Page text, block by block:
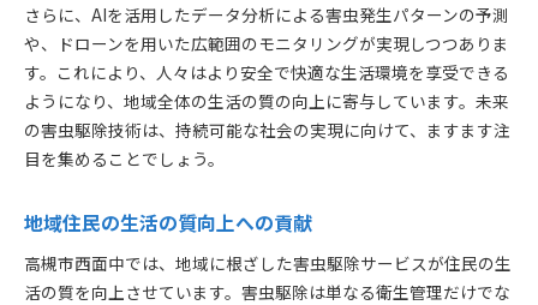
さらに、AIを活用したデータ分析による害虫発生パターンの予測
や、ドローンを用いた広範囲のモニタリングが実現しつつありま
す。これにより、人々はより安全で快適な生活環境を享受できる
ようになり、地域全体の生活の質の向上に寄与しています。未来
の害虫駆除技術は、持続可能な社会の実現に向けて、ますます注
目を集めることでしょう。
地域住民の生活の質向上への貢献
高槻市西面中では、地域に根ざした害虫駆除サービスが住民の生
活の質を向上させています。害虫駆除は単なる衛生管理だけでな